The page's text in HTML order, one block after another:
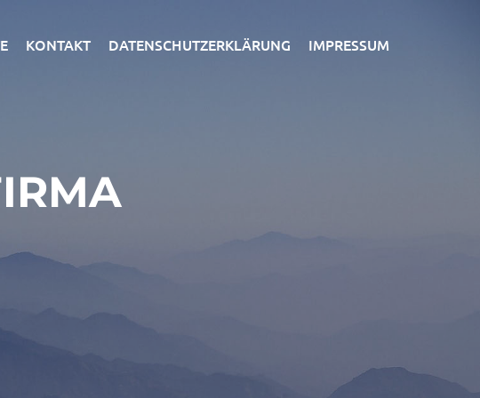
KONTAKT DATENSCHUTZERKLÄRUNG IMPRESSUM